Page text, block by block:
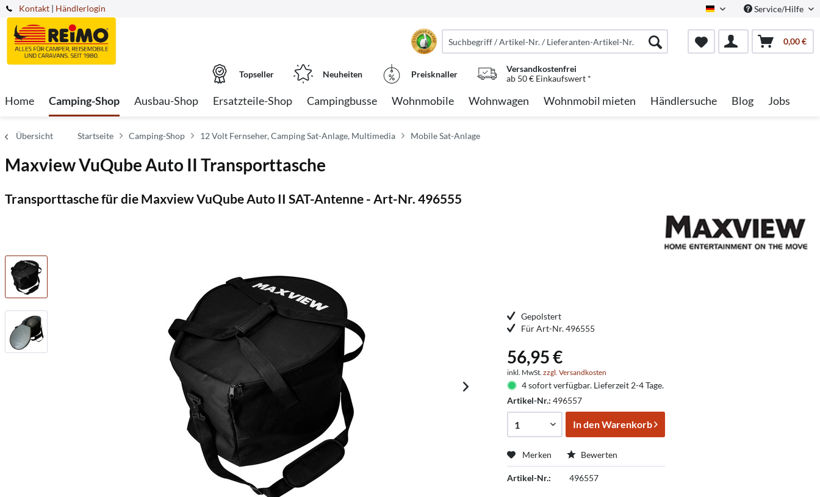
Kontakt German Service/Hilfe
| Händlerlogin
0,00 €
Topseller Neuheiten Preisknaller
Versandkostenfrei
ab 50 € Einkaufswert *
Home Camping-Shop Ausbau-Shop Ersatzteile-Shop Campingbusse Wohnmobile Wohnwagen Wohnmobil mieten Händlersuche Blog Jobs
Übersicht Startseite Camping-Shop 12 Volt Fernseher, Camping Sat-Anlage, Multimedia Mobile Sat-Anlage
Maxview VuQube Auto II Transporttasche
Transporttasche für die Maxview VuQube Auto II SAT-Antenne - Art-Nr. 496555
Gepolstert
Für Art-Nr. 496555
56,95 €
inkl. MwSt.zzgl. Versandkosten
4 sofort verfügbar. Lieferzeit 2-4 Tage.
Artikel-Nr.:496557
In denWarenkorb
Merken Bewerten
Artikel-Nr.: 496557